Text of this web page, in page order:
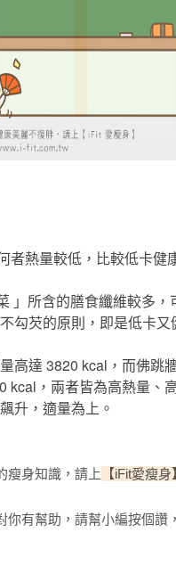
者熱量較低，比較低卡健
」所含的膳食纖維較多，
勾芡的原則，即是低卡又
高達 3820 kcal，而佛跳
kcal，兩者皆為高熱量、
升，適量為上。
瘦身知識，請上 【iFit愛瘦
你有幫助，請幫小編按個讚